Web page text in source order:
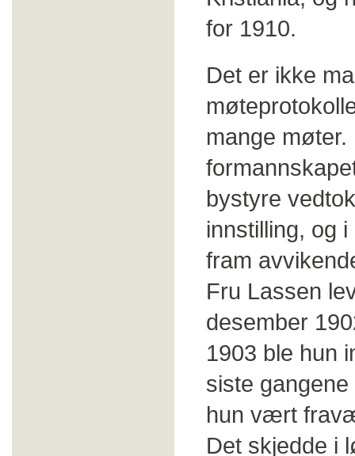
for 1910.
Det er ikke
mange
bystyre
innstilling, og
fram
Fru Lassen
desember
1903 ble hun
siste
hun vært
Det skjedde i